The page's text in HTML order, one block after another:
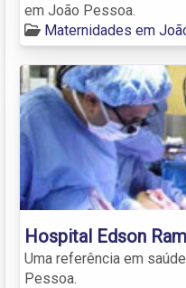
em João Pessoa.
Maternidades em
Hospital Edson
Uma referência em
Pessoa.